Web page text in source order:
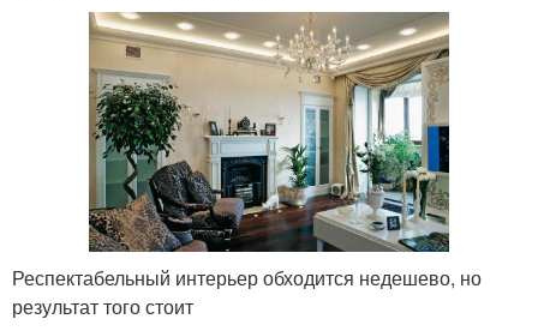
Респектабельный интерьер обходится недешево, но
результат того стоит